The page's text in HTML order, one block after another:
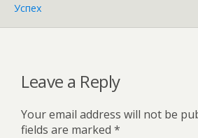
Успех
Leave a Reply
Your email address will not be
fields are marked *